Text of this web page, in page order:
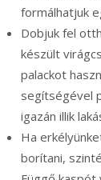
formálhatjuk
Dobjuk fel
készült
palackot
segítségével
igazán illik
Ha
borítani,